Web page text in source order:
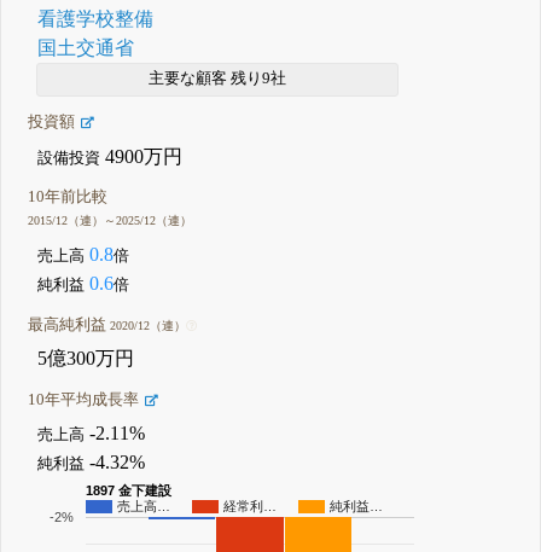
看護学校整備
国土交通省
主要な顧客 残り9社
投資額
設備投資 4900万円
10年前比較
2015/12（連）～2025/12（連）
売上高 0.8倍
純利益 0.6倍
最高純利益2020/12（連）
5億300万円
10年平均成長率
売上高 -2.11%
純利益 -4.32%
1897 金下建設
売上高…
経常利… 純利益…
-2%